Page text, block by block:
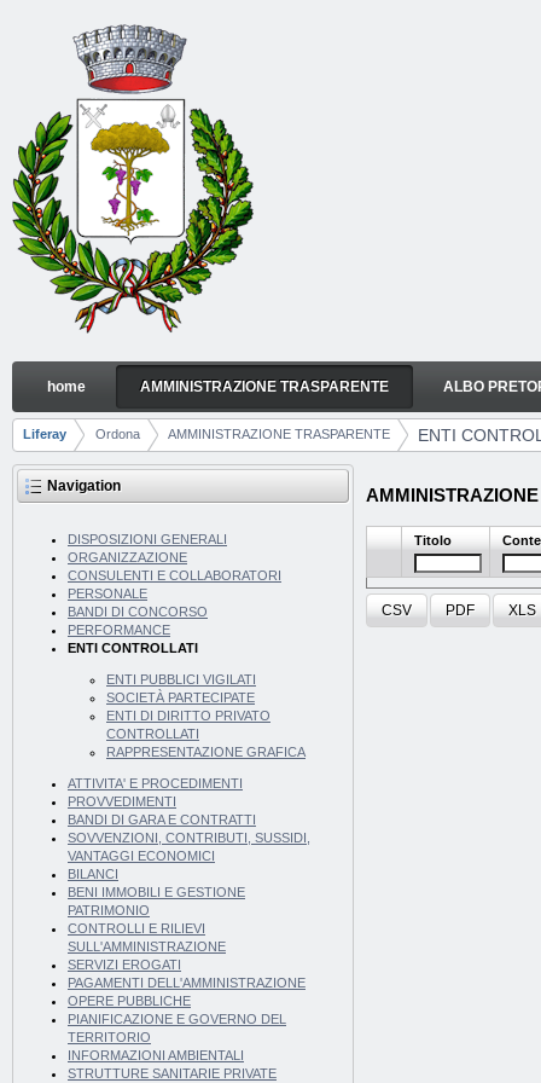
Skip to Content
ENTI CONTROLLATI
Navigation
home AMMINISTRAZIONE TRASPARENTE ALBO
Breadcrumbs
Liferay Ordona AMMINISTRAZIONE TRASPARENTE ENTI
Navigation
DISPOSIZIONI GENERALI
ORGANIZZAZIONE
CONSULENTI E COLLABORATORI
PERSONALE
BANDI DI CONCORSO
PERFORMANCE
ENTI CONTROLLATI
ENTI PUBBLICI VIGILATI
SOCIETÀ PARTECIPATE
ENTI DI DIRITTO PRIVATO
CONTROLLATI
RAPPRESENTAZIONE GRAFICA
ATTIVITA' E PROCEDIMENTI
PROVVEDIMENTI
BANDI DI GARA E CONTRATTI
SOVVENZIONI, CONTRIBUTI, SUSSIDI,
VANTAGGI ECONOMICI
BILANCI
BENI IMMOBILI E GESTIONE
PATRIMONIO
CONTROLLI E RILIEVI
SULL'AMMINISTRAZIONE
SERVIZI EROGATI
PAGAMENTI DELL'AMMINISTRAZIONE
OPERE PUBBLICHE
PIANIFICAZIONE E GOVERNO DEL
TERRITORIO
INFORMAZIONI AMBIENTALI
STRUTTURE SANITARIE PRIVATE
Titolo
CSV PDF XLS